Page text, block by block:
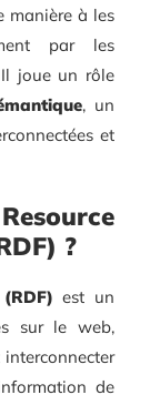
manière à les
par les
joue un rôle
, un
et
?
est un
sur le web,
de